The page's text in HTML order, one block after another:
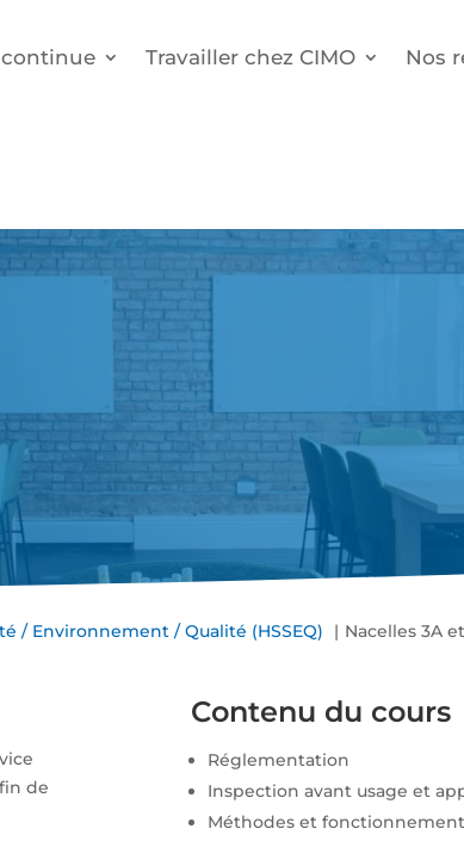
Travailler chez CIMO Nos
/ Environnement / Qualité (HSSEQ) Nacelles 3A
de
Contenu du cours
Réglementation
Inspection avant usage et
Méthodes et